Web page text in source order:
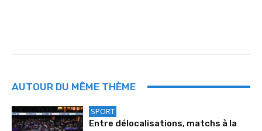
AUTOUR DU MÊME THÈME
SPORT
Entre délocalisations, matchs à la